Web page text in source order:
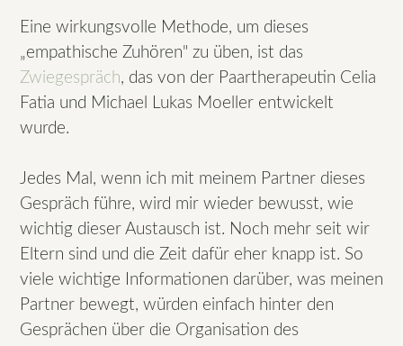
Eine wirkungsvolle Methode, um dieses
„empathische Zuhören" zu üben, ist das
Zwiegespräch, das von der Paartherapeutin Celia
Fatia und Michael Lukas Moeller entwickelt
wurde.
Jedes Mal, wenn ich mit meinem Partner dieses
Gespräch führe, wird mir wieder bewusst, wie
wichtig dieser Austausch ist. Noch mehr seit wir
Eltern sind und die Zeit dafür eher knapp ist. So
viele wichtige Informationen darüber, was meinen
Partner bewegt, würden einfach hinter den
Gesprächen über die Organisation des